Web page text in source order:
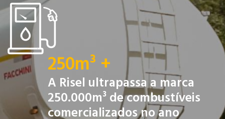
250m³ +
A Risel ultrapassa a marca
250.000m³ de combustíveis
comercializados no ano